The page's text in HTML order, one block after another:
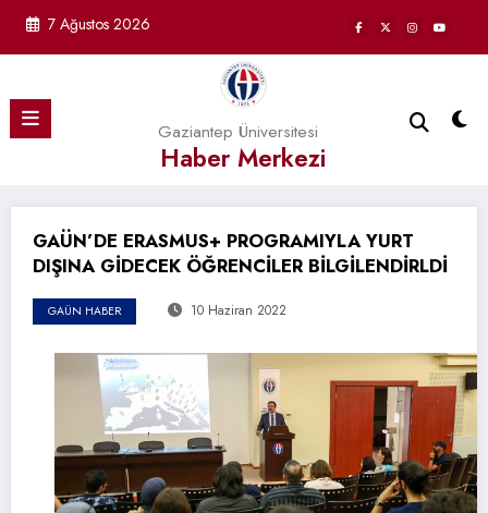
7 Ağustos 2026
Gaziantep Üniversitesi
Haber Merkezi
GAÜN’DE ERASMUS+ PROGRAMIYLA YURT
DIŞINA GİDECEK ÖĞRENCİLER BİLGİLENDİRLDİ
GAÜN HABER 10 Haziran 2022